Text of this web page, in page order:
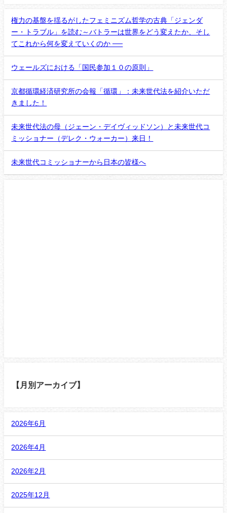
権力の基盤を揺るがしたフェミニズム哲学の古典「ジェンダ
ー・トラブル」を読む～バトラーは世界をどう変えたか、そし
てこれから何を変えていくのか ──
ウェールズにおける「国民参加１０の原則」
京都循環経済研究所の会報「循環」：未来世代法を紹介いただ
きました！
未来世代法の母（ジェーン・デイヴィッドソン）と未来世代コ
ミッショナー（デレク・ウォーカー）来日！
未来世代コミッショナーから日本の皆様へ
【月別アーカイブ】
2026年6月
2026年4月
2026年2月
2025年12月